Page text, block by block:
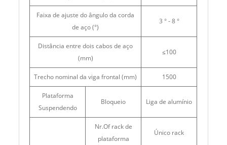
Faixa de ajuste do ângulo da corda
de aço (°)
3 ° - 8 °
Distância entre dois cabos de aço
(mm)
≤100
Trecho nominal da viga frontal (mm) 1500
Plataforma
Suspendendo
Bloqueio Liga de alumínio
Nr.Of rack de
plataforma
Único rack